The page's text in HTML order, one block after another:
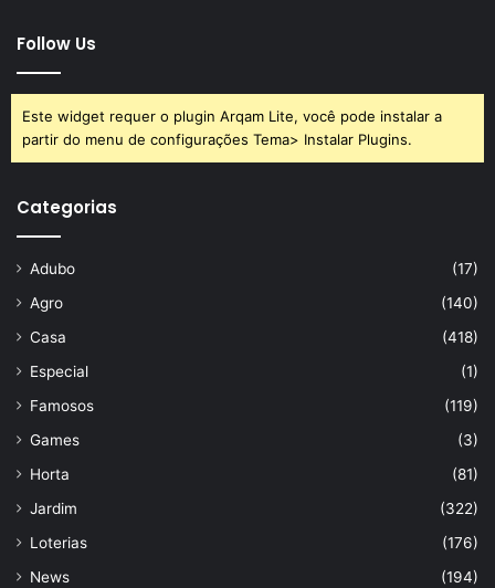
Follow Us
Este widget requer o plugin Arqam Lite, você pode instalar a
partir do menu de configurações Tema> Instalar Plugins.
Categorias
Adubo
(17)
Agro
(140)
Casa
(418)
Especial
(1)
Famosos
(119)
Games
(3)
Horta
(81)
Jardim
(322)
Loterias
(176)
News
(194)